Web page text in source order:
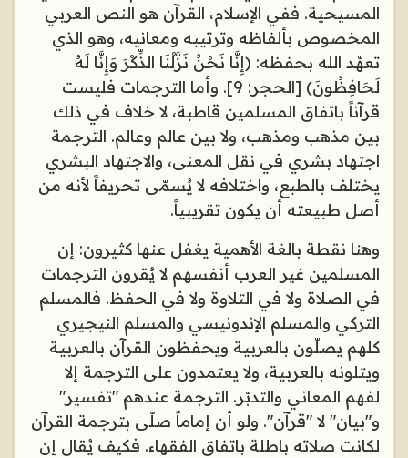
المسيحية. ففي الإسلام، القرآن هو النص العربي
المخصوص بألفاظه وترتيبه ومعانيه، وهو الذي
تعهّد الله بحفظه: ﴿إِنَّا نَحْنُ نَزَّلْنَا الذِّكْرَ وَإِنَّا لَهُ
لَحَافِظُونَ﴾ [الحجر: 9]. وأما الترجمات فليست
قرآناً باتفاق المسلمين قاطبة، لا خلاف في ذلك
بين مذهب ومذهب، ولا بين عالم وعالم. الترجمة
اجتهاد بشري في نقل المعنى، والاجتهاد البشري
يختلف بالطبع، واختلافه لا يُسمّى تحريفاً لأنه من
أصل طبيعته أن يكون تقريبياً.
وهنا نقطة بالغة الأهمية يغفل عنها كثيرون: إن
المسلمين غير العرب أنفسهم لا يُقرون الترجمات
في الصلاة ولا في التلاوة ولا في الحفظ. فالمسلم
التركي والمسلم الإندونيسي والمسلم النيجيري
كلهم يصلّون بالعربية ويحفظون القرآن بالعربية
ويتلونه بالعربية، ولا يعتمدون على الترجمة إلا
لفهم المعاني والتدبّر. الترجمة عندهم "تفسير"
و"بيان" لا "قرآن". ولو أن إماماً صلّى بترجمة القرآن
لكانت صلاته باطلة باتفاق الفقهاء. فكيف يُقال إن